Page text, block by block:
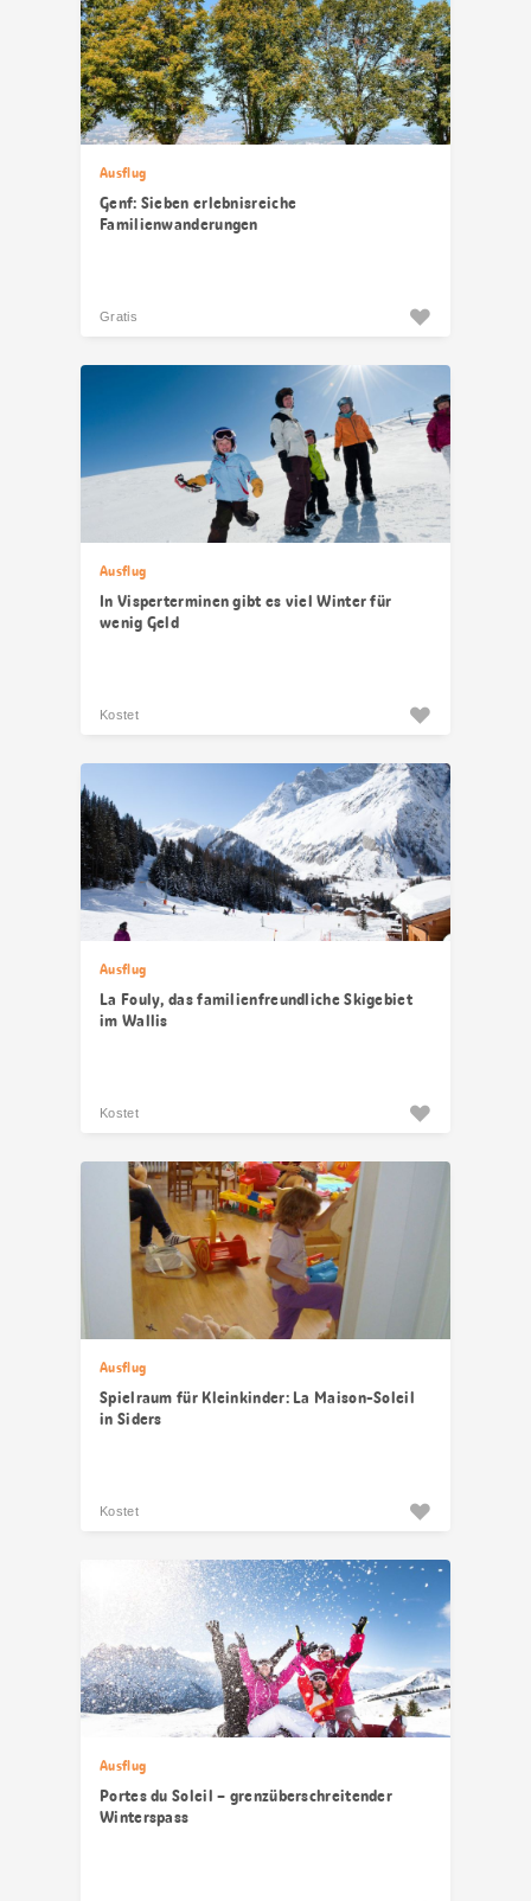
Ausflug
Genf: Sieben erlebnisreiche
Familienwanderungen
Gratis
Ausflug
In Visperterminen gibt es viel Winter für
wenig Geld
Kostet
Ausflug
La Fouly, das familienfreundliche Skigebiet
im Wallis
Kostet
Ausflug
Spielraum für Kleinkinder: La Maison-Soleil
in Siders
Kostet
Ausflug
Portes du Soleil – grenzüberschreitender
Winterspass